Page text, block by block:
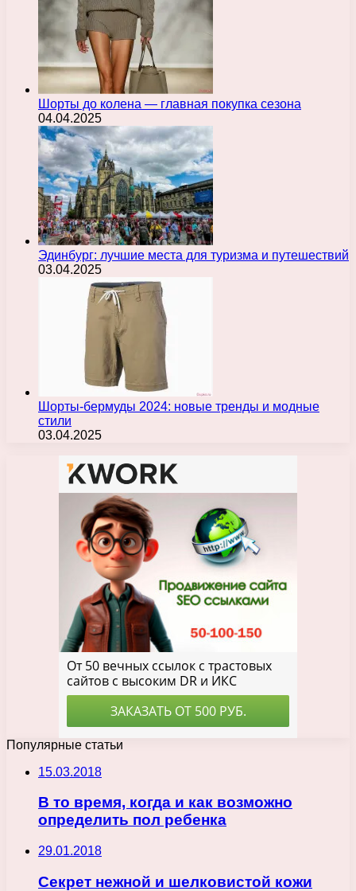
Шорты до колена — главная покупка сезона
04.04.2025
Эдинбург: лучшие места для туризма и путешествий
03.04.2025
Шорты-бермуды 2024: новые тренды и модные
стили
03.04.2025
Популярные статьи
15.03.2018
В то время, когда и как возможно
определить пол ребенка
29.01.2018
Секрет нежной и шелковистой кожи